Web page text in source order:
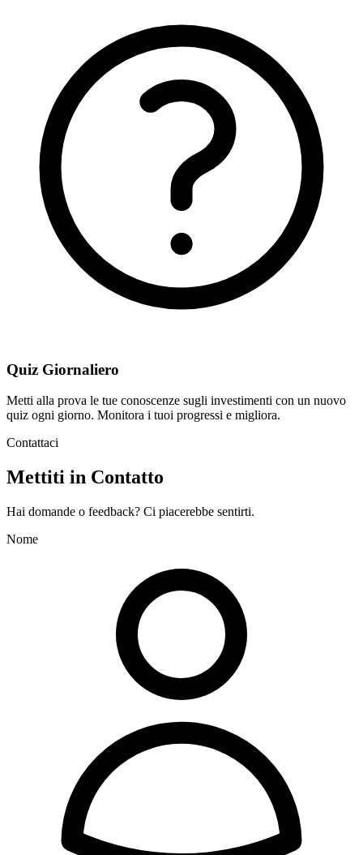
Quiz Giornaliero
Metti alla prova le tue conoscenze sugli investimenti con un nuovo
quiz ogni giorno. Monitora i tuoi progressi e migliora.
Contattaci
Mettiti in Contatto
Hai domande o feedback? Ci piacerebbe sentirti.
Nome